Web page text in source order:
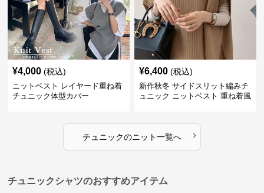
¥4,000 (税込)
ニットベスト レイヤード重ね着
チュニック体型カバー
¥6,400 (税込)
新作秋冬 サイドスリット編みチ
ュニック ニットベスト 重ね着風
チュニックのニット一覧へ ›
チュニックシャツのおすすめアイテム